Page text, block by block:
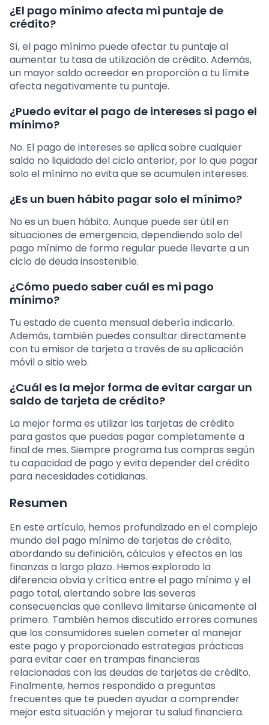
¿El pago mínimo afecta mi puntaje de
crédito?
Sí, el pago mínimo puede afectar tu puntaje al
aumentar tu tasa de utilización de crédito. Además,
un mayor saldo acreedor en proporción a tu límite
afecta negativamente tu puntaje.
¿Puedo evitar el pago de intereses si pago el
mínimo?
No. El pago de intereses se aplica sobre cualquier
saldo no liquidado del ciclo anterior, por lo que pagar
solo el mínimo no evita que se acumulen intereses.
¿Es un buen hábito pagar solo el mínimo?
No es un buen hábito. Aunque puede ser útil en
situaciones de emergencia, dependiendo solo del
pago mínimo de forma regular puede llevarte a un
ciclo de deuda insostenible.
¿Cómo puedo saber cuál es mi pago
mínimo?
Tu estado de cuenta mensual debería indicarlo.
Además, también puedes consultar directamente
con tu emisor de tarjeta a través de su aplicación
móvil o sitio web.
¿Cuál es la mejor forma de evitar cargar un
saldo de tarjeta de crédito?
La mejor forma es utilizar las tarjetas de crédito
para gastos que puedas pagar completamente a
final de mes. Siempre programa tus compras según
tu capacidad de pago y evita depender del crédito
para necesidades cotidianas.
Resumen
En este artículo, hemos profundizado en el complejo
mundo del pago mínimo de tarjetas de crédito,
abordando su definición, cálculos y efectos en las
finanzas a largo plazo. Hemos explorado la
diferencia obvia y crítica entre el pago mínimo y el
pago total, alertando sobre las severas
consecuencias que conlleva limitarse únicamente al
primero. También hemos discutido errores comunes
que los consumidores suelen cometer al manejar
este pago y proporcionado estrategias prácticas
para evitar caer en trampas financieras
relacionadas con las deudas de tarjetas de crédito.
Finalmente, hemos respondido a preguntas
frecuentes que te pueden ayudar a comprender
mejor esta situación y mejorar tu salud financiera.